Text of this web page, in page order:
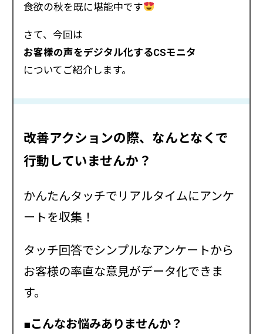
食欲の秋を既に堪能中です
さて、今回は
お客様の声をデジタル化するCSモニタ
についてご紹介します。
改善アクションの際、なんとなくで
行動していませんか？
かんたんタッチでリアルタイムにアンケ
ートを収集！
タッチ回答でシンプルなアンケートから
お客様の率直な意見がデータ化できま
す。
■こんなお悩みありませんか？